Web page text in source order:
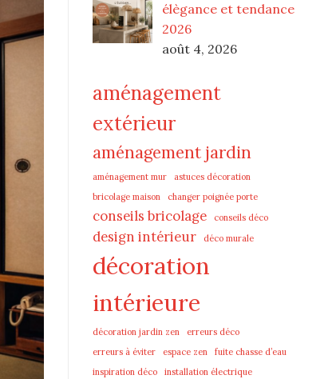
élègance et tendance
2026
août 4, 2026
aménagement
extérieur
aménagement jardin
aménagement mur
astuces décoration
bricolage maison
changer poignée porte
conseils bricolage conseils déco
design intérieur déco murale
décoration
intérieure
décoration jardin zen
erreurs déco
erreurs à éviter
espace zen
fuite chasse d’eau
inspiration déco
installation électrique